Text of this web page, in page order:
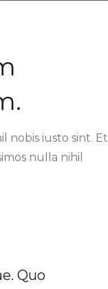
nobis iusto sint. Et
nulla nihil
Quo